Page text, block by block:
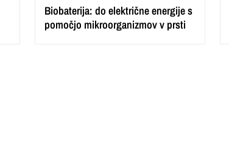
Biobaterija: do električne energije s
pomočjo mikroorganizmov v prsti